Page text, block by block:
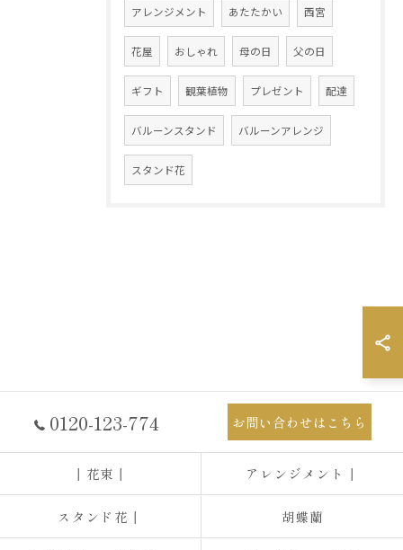
アレンジメント あたたかい 西宮
花屋 おしゃれ 母の日 父の日
ギフト 観葉植物 プレゼント 配達
バルーンスタンド バルーンアレンジ
スタンド花
0120-123-774 お問い合わせはこちら
┃花束┃ アレンジメント┃
スタンド花┃ 胡蝶蘭